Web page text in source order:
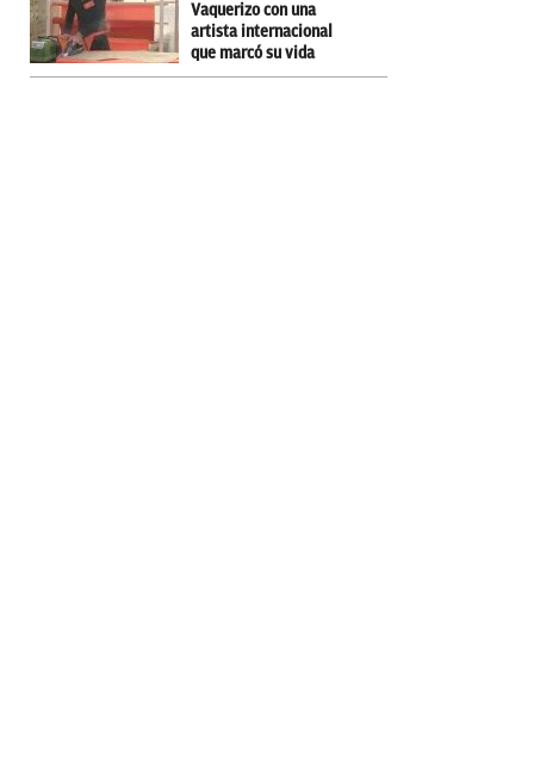
Vaquerizo con una
artista internacional
que marcó su vida